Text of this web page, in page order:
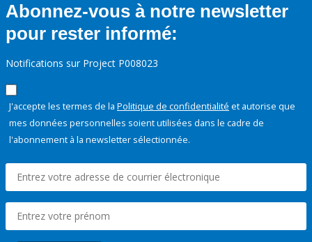
Abonnez-vous à notre newsletter
pour rester informé:
Notifications sur Project P008023
J'accepte les termes de la Politique de confidentialité et autorise que
mes données personnelles soient utilisées dans le cadre de
l'abonnement à la newsletter sélectionnée.